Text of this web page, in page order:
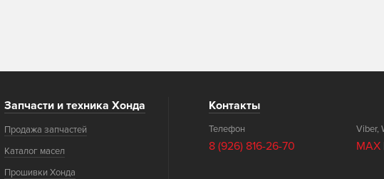
Запчасти и техника Хонда
Продажа запчастей
Каталог масел
Прошивки Хонда
Контакты
Телефон
8 (926) 816-26-70
Viber,
MAX